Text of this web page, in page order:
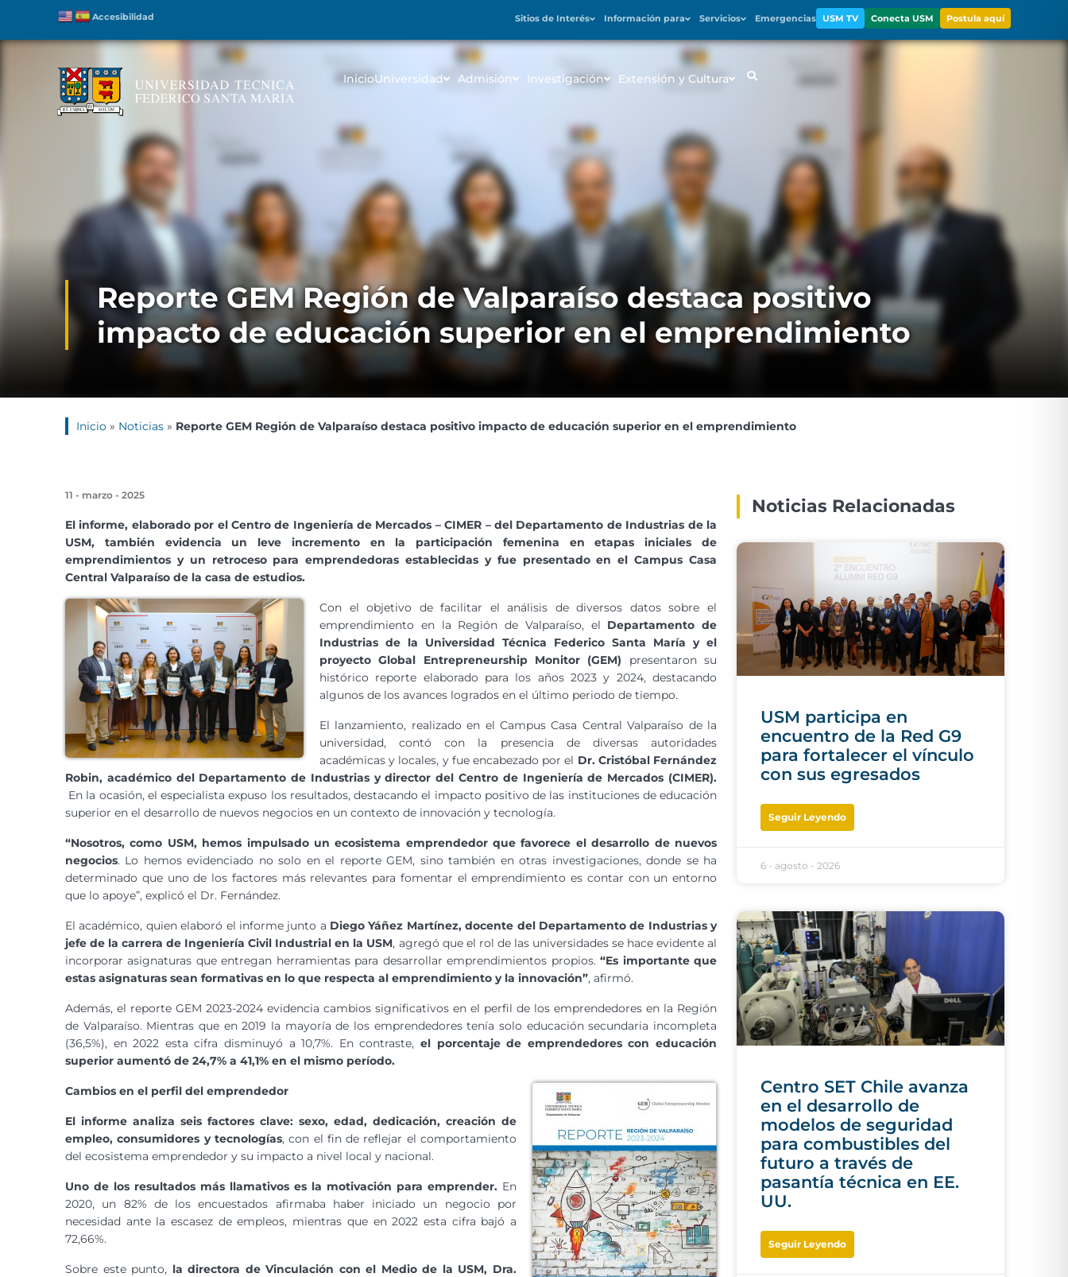
Accesibilidad Sitios de Interés Información para Servicios Emergencias USM TV Conecta USM Postula aquí
InicioUniversidad Admisión Investigación Extensión y Cultura
Reporte GEM Región de Valparaíso destaca positivo
impacto de educación superior en el emprendimiento
Inicio » Noticias » Reporte GEM Región de Valparaíso destaca positivo impacto de educación superior en el emprendimiento
11 - marzo - 2025
El informe, elaborado por el Centro de Ingeniería de Mercados – CIMER – del Departamento de Industrias de la
USM, también evidencia un leve incremento en la participación femenina en etapas iniciales de
emprendimientos y un retroceso para emprendedoras establecidas y fue presentado en el Campus Casa
Central Valparaíso de la casa de estudios.
Con el objetivo de facilitar el análisis de diversos datos sobre el
emprendimiento en la Región de Valparaíso, el Departamento de
Industrias de la Universidad Técnica Federico Santa María y el
proyecto Global Entrepreneurship Monitor (GEM) presentaron su
histórico reporte elaborado para los años 2023 y 2024, destacando
algunos de los avances logrados en el último periodo de tiempo.
El lanzamiento, realizado en el Campus Casa Central Valparaíso de la
universidad, contó con la presencia de diversas autoridades
académicas y locales, y fue encabezado por el Dr. Cristóbal Fernández
Robin, académico del Departamento de Industrias y director del Centro de Ingeniería de Mercados (CIMER).
En la ocasión, el especialista expuso los resultados, destacando el impacto positivo de las instituciones de educación
superior en el desarrollo de nuevos negocios en un contexto de innovación y tecnología.
“Nosotros, como USM, hemos impulsado un ecosistema emprendedor que favorece el desarrollo de nuevos
negocios. Lo hemos evidenciado no solo en el reporte GEM, sino también en otras investigaciones, donde se ha
determinado que uno de los factores más relevantes para fomentar el emprendimiento es contar con un entorno
que lo apoye”, explicó el Dr. Fernández.
El académico, quien elaboró el informe junto a Diego Yáñez Martínez, docente del Departamento de Industrias y
jefe de la carrera de Ingeniería Civil Industrial en la USM, agregó que el rol de las universidades se hace evidente al
incorporar asignaturas que entregan herramientas para desarrollar emprendimientos propios.“Es importante que
estas asignaturas sean formativas en lo que respecta al emprendimiento y la innovación”, afirmó.
Además, el reporte GEM 2023-2024 evidencia cambios significativos en el perfil de los emprendedores en la Región
de Valparaíso. Mientras que en 2019 la mayoría de los emprendedores tenía solo educación secundaria incompleta
(36,5%), en 2022 esta cifra disminuyó a 10,7%. En contraste, el porcentaje de emprendedores con educación
superior aumentó de 24,7% a 41,1% en el mismo período.
Cambios en el perfil del emprendedor
El informe analiza seis factores clave: sexo, edad, dedicación, creación de
empleo, consumidores y tecnologías, con el fin de reflejar el comportamiento
del ecosistema emprendedor y su impacto a nivel local y nacional.
Uno de los resultados más llamativos es la motivación para emprender. En
2020, un 82% de los encuestados afirmaba haber iniciado un negocio por
necesidad ante la escasez de empleos, mientras que en 2022 esta cifra bajó a
72,66%.
Sobre este punto, la directora de Vinculación con el Medio de la USM, Dra.
Noticias Relacionadas
USM participa en
encuentro de la Red G9
para fortalecer el vínculo
con sus egresados
Seguir Leyendo
6 - agosto - 2026
Centro SET Chile avanza
en el desarrollo de
modelos de seguridad
para combustibles del
futuro a través de
pasantía técnica en EE.
UU.
Seguir Leyendo